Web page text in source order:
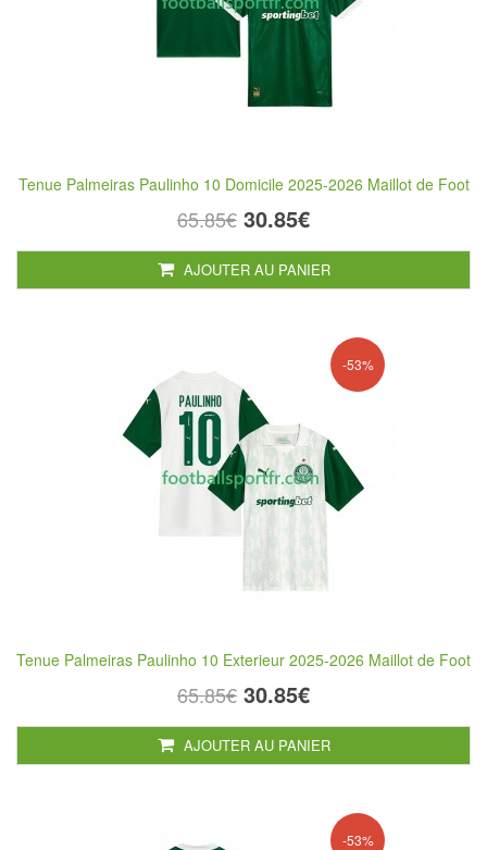
Tenue Palmeiras Paulinho 10 Domicile 2025-2026 Maillot de Foot
65.85€ 30.85€
AJOUTER AU PANIER
-53%
Tenue Palmeiras Paulinho 10 Exterieur 2025-2026 Maillot de Foot
65.85€ 30.85€
AJOUTER AU PANIER
-53%